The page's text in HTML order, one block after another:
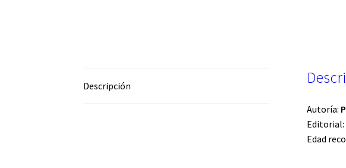
Descripción
Autoría:
Editorial:
Edad